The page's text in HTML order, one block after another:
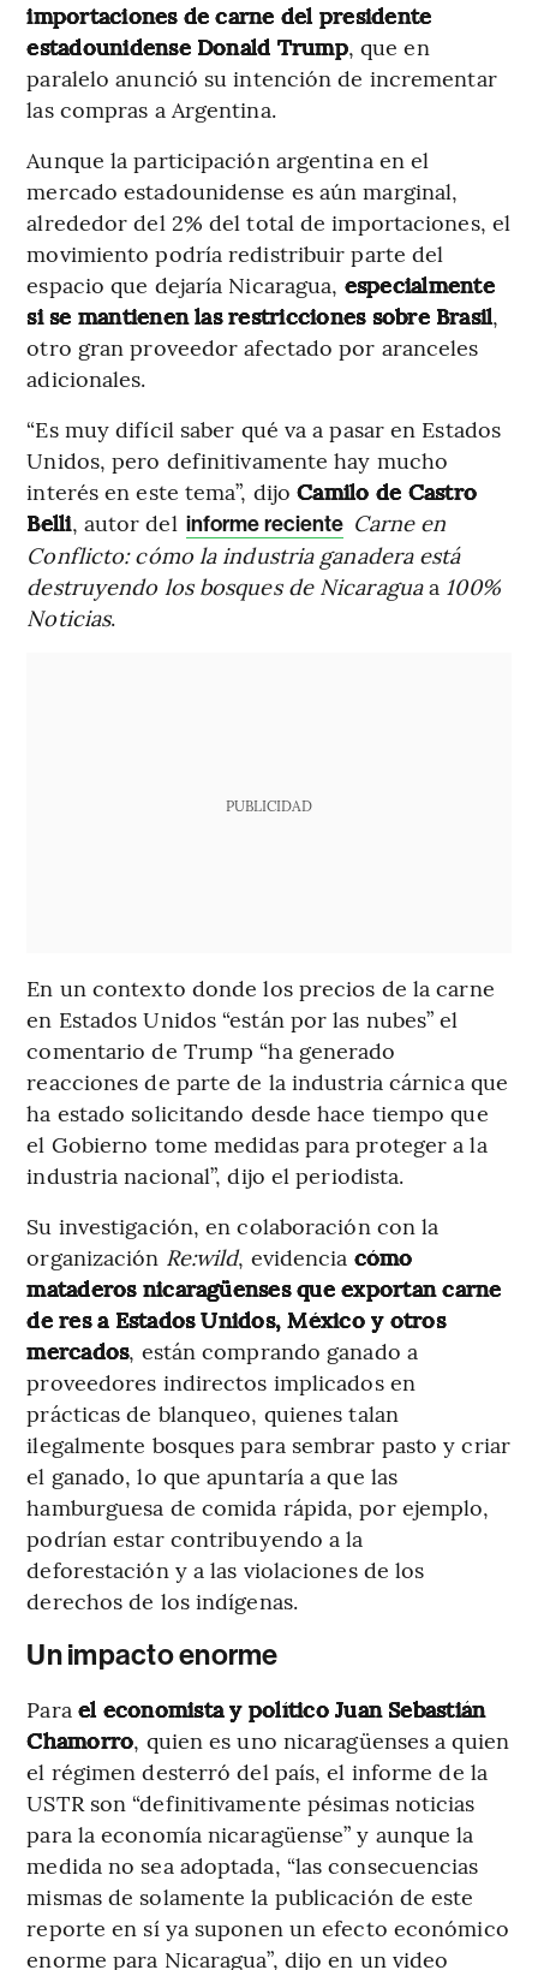
importaciones de carne del presidente
estadounidense Donald Trump, que en
paralelo anunció su intención de incrementar
las compras a Argentina.
Aunque la participación argentina en el
mercado estadounidense es aún marginal,
alrededor del 2% del total de importaciones, el
movimiento podría redistribuir parte del
espacio que dejaría Nicaragua, especialmente
si se mantienen las restricciones sobre Brasil,
otro gran proveedor afectado por aranceles
adicionales.
“Es muy difícil saber qué va a pasar en Estados
Unidos, pero definitivamente hay mucho
interés en este tema”, dijoCamilo de Castro
Belli, autor del informe reciente Carne en
Conflicto: cómo la industria ganadera está
destruyendo los bosques de Nicaraguaa 100%
Noticias.
PUBLICIDAD
En un contexto donde los precios de la carne
en Estados Unidos “están por las nubes” el
comentario de Trump “ha generado
reacciones de parte de la industria cárnica que
ha estado solicitando desde hace tiempo que
el Gobierno tome medidas para proteger a la
industria nacional”, dijo el periodista.
Su investigación, en colaboración con la
organización Re:wild, evidencia cómo
mataderos nicaragüenses que exportan carne
de res a Estados Unidos, México y otros
mercados, están comprando ganado a
proveedores indirectos implicados en
prácticas de blanqueo, quienes talan
ilegalmente bosques para sembrar pasto y criar
el ganado, lo que apuntaría a que las
hamburguesa de comida rápida, por ejemplo,
podrían estar contribuyendo a la
deforestación y a las violaciones de los
derechos de los indígenas.
Un impacto enorme
Parael economista y político Juan Sebastián
Chamorro, quien es uno nicaragüenses a quien
el régimen desterró del país, el informe de la
USTR son “definitivamente pésimas noticias
para la economía nicaragüense” y aunque la
medida no sea adoptada, “las consecuencias
mismas de solamente la publicación de este
reporte en sí ya suponen un efecto económico
enorme para Nicaragua”, dijo en un video